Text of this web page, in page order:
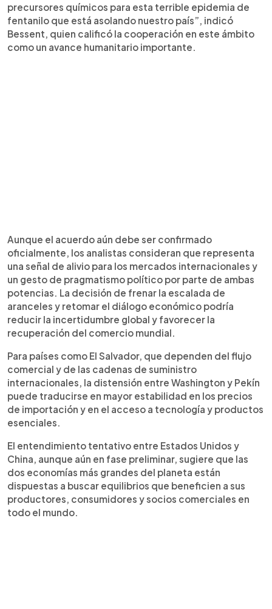
precursores químicos para esta terrible epidemia de
fentanilo que está asolando nuestro país”, indicó
Bessent, quien calificó la cooperación en este ámbito
como un avance humanitario importante.
Aunque el acuerdo aún debe ser confirmado
oficialmente, los analistas consideran que representa
una señal de alivio para los mercados internacionales y
un gesto de pragmatismo político por parte de ambas
potencias. La decisión de frenar la escalada de
aranceles y retomar el diálogo económico podría
reducir la incertidumbre global y favorecer la
recuperación del comercio mundial.
Para países como El Salvador, que dependen del flujo
comercial y de las cadenas de suministro
internacionales, la distensión entre Washington y Pekín
puede traducirse en mayor estabilidad en los precios
de importación y en el acceso a tecnología y productos
esenciales.
El entendimiento tentativo entre Estados Unidos y
China, aunque aún en fase preliminar, sugiere que las
dos economías más grandes del planeta están
dispuestas a buscar equilibrios que beneficien a sus
productores, consumidores y socios comerciales en
todo el mundo.